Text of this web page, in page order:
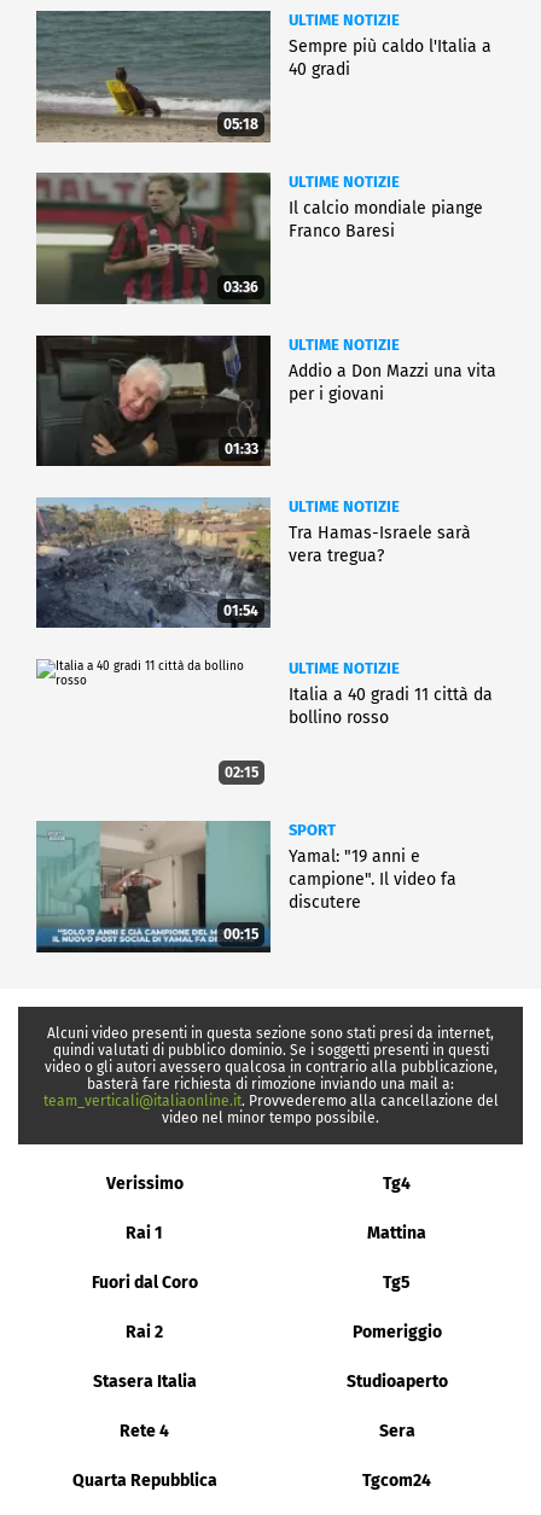
05:18
ULTIME NOTIZIE
Sempre più caldo l'Italia a
40 gradi
03:36
ULTIME NOTIZIE
Il calcio mondiale piange
Franco Baresi
01:33
ULTIME NOTIZIE
Addio a Don Mazzi una vita
per i giovani
01:54
ULTIME NOTIZIE
Tra Hamas-Israele sarà
vera tregua?
02:15
ULTIME NOTIZIE
Italia a 40 gradi 11 città da
bollino rosso
00:15
SPORT
Yamal: "19 anni e
campione". Il video fa
discutere
Alcuni video presenti in questa sezione sono stati presi da internet,
quindi valutati di pubblico dominio. Se i soggetti presenti in questi
video o gli autori avessero qualcosa in contrario alla pubblicazione,
basterà fare richiesta di rimozione inviando una mail a:
team_verticali@italiaonline.it. Provvederemo alla cancellazione del
video nel minor tempo possibile.
Verissimo Tg4
Rai 1 Mattina
Fuori dal Coro Tg5
Rai 2 Pomeriggio
Stasera Italia Studioaperto
Rete 4 Sera
Quarta Repubblica Tgcom24